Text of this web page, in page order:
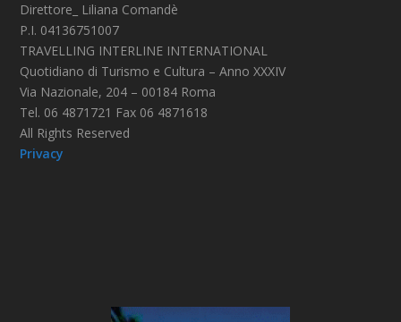
Direttore_ Liliana Comandè
P.I. 04136751007
TRAVELLING INTERLINE INTERNATIONAL
Quotidiano di Turismo e Cultura – Anno XXXIV
Via Nazionale, 204 – 00184 Roma
Tel. 06 4871721 Fax 06 4871618
All Rights Reserved
Privacy